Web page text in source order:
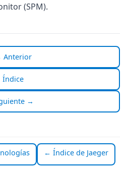
(SPM).
Anterior
Índice
→
← Índice de Jaeger